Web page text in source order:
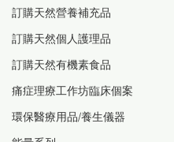
訂購天然營養補充品
訂購天然個人護理品
訂購天然有機素食品
痛症理療工作坊臨床個案
環保醫療用品/養生儀器